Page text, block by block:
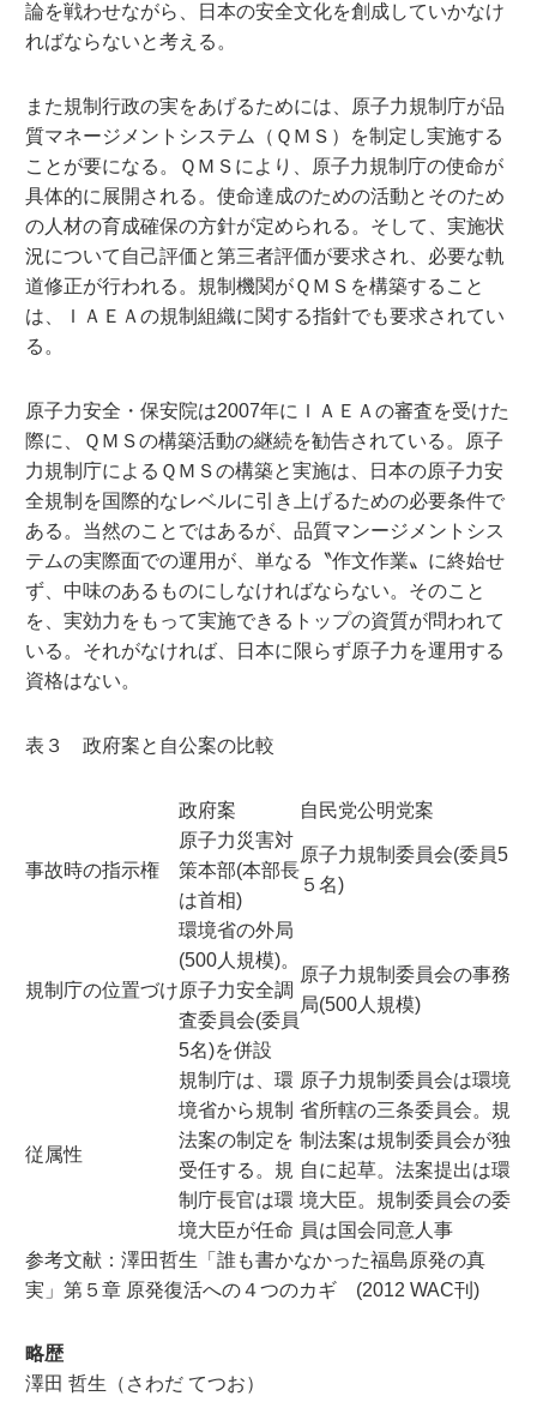
論を戦わせながら、日本の安全文化を創成していかなけ
ればならないと考える。
また規制行政の実をあげるためには、原子力規制庁が品
質マネージメントシステム（ＱＭＳ）を制定し実施する
ことが要になる。ＱＭＳにより、原子力規制庁の使命が
具体的に展開される。使命達成のための活動とそのため
の人材の育成確保の方針が定められる。そして、実施状
況について自己評価と第三者評価が要求され、必要な軌
道修正が行われる。規制機関がＱＭＳを構築すること
は、ＩＡＥＡの規制組織に関する指針でも要求されてい
る。
原子力安全・保安院は2007年にＩＡＥＡの審査を受けた
際に、ＱＭＳの構築活動の継続を勧告されている。原子
力規制庁によるＱＭＳの構築と実施は、日本の原子力安
全規制を国際的なレベルに引き上げるための必要条件で
ある。当然のことではあるが、品質マンージメントシス
テムの実際面での運用が、単なる〝作文作業〟に終始せ
ず、中味のあるものにしなければならない。そのこと
を、実効力をもって実施できるトップの資質が問われて
いる。それがなければ、日本に限らず原子力を運用する
資格はない。
表３ 政府案と自公案の比較
政府案 自民党公明党案
事故時の指示権
原子力災害対
策本部(本部長
は首相)
原子力規制委員会(委員5
５名)
規制庁の位置づけ
環境省の外局
(500人規模)。
原子力安全調
査委員会(委員
5名)を併設
原子力規制委員会の事務
局(500人規模)
従属性
規制庁は、環
境省から規制
法案の制定を
受任する。規
制庁長官は環
境大臣が任命
原子力規制委員会は環境
省所轄の三条委員会。規
制法案は規制委員会が独
自に起草。法案提出は環
境大臣。規制委員会の委
員は国会同意人事
参考文献：澤田哲生「誰も書かなかった福島原発の真
実」第５章 原発復活への４つのカギ (2012 WAC刊)
略歴
澤田 哲生（さわだ てつお）